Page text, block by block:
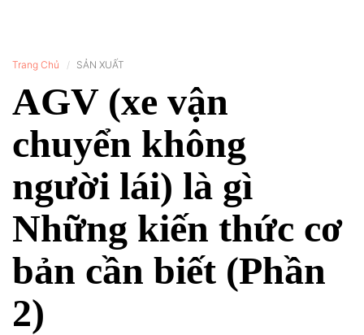
Trang Chủ SẢN XUẤT
AGV (xe vận
chuyển không
người lái) là gì
Những kiến thức cơ
bản cần biết (Phần
2)